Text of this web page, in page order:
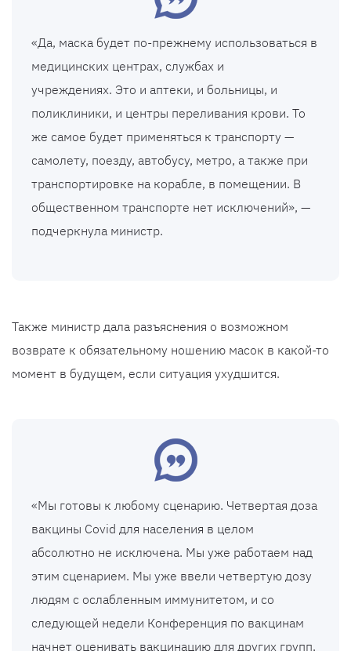
«Да, маска будет по-прежнему использоваться в
медицинских центрах, службах и
учреждениях. Это и аптеки, и больницы, и
поликлиники, и центры переливания крови. То
же самое будет применяться к транспорту —
самолету, поезду, автобусу, метро, ​​а также при
транспортировке на корабле, в помещении. В
общественном транспорте нет исключений», —
подчеркнула министр.
Также министр дала разъяснения о возможном
возврате к обязательному ношению масок в какой-то
момент в будущем, если ситуация ухудшится.
«Мы готовы к любому сценарию. Четвертая доза
вакцины Covid для населения в целом
абсолютно не исключена. Мы уже работаем над
этим сценарием. Мы уже ввели четвертую дозу
людям с ослабленным иммунитетом, и со
следующей недели Конференция по вакцинам
начнет оценивать вакцинацию для других групп,